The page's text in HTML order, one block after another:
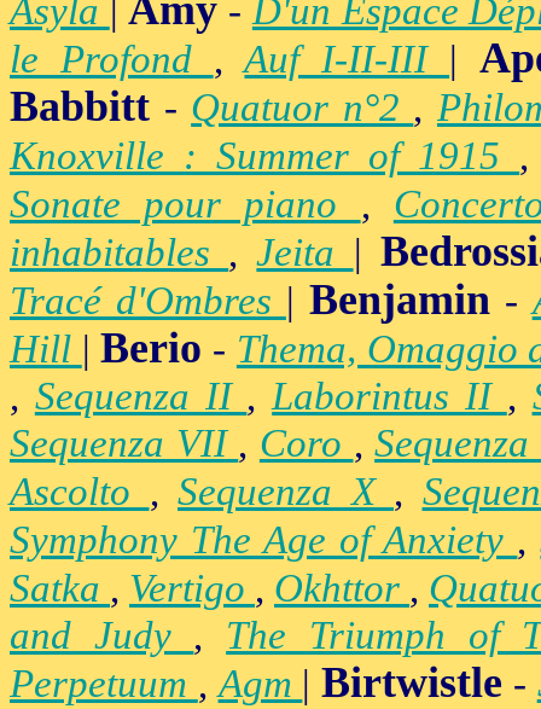
Asyla |Amy -D'un Espace
le Profond ,Auf I-II-III |
Babbitt - Quatuor n°2 ,
Knoxville : Summer of 1915
Sonate pour piano ,
inhabitables ,Jeita |
Tracé d'Ombres | Benjamin-
Hill |Berio - Thema, Omaggio
, Sequenza II ,Laborintus II ,
Sequenza VII , Coro ,
Ascolto , Sequenza X ,
Symphony The Age of Anxiety ,
Satka , Vertigo , Okhttor ,
and Judy , The Triumph of
Perpetuum ,Agm |Birtwistle -